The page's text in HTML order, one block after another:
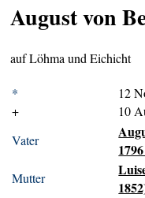
August von
auf Löhma und Eichicht
*
12
+
10
Vater
Mutter